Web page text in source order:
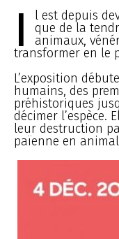
I
l est depuis
que de la
animaux,
transformer en le
L’exposition
humains, des
préhistoriques
décimer l’espèce.
leur destruction
païenne en